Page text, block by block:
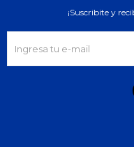
¡Suscribite y